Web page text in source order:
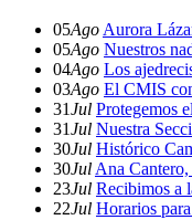
05Ago Aurora
05Ago Nuestros
04Ago Los
03Ago El CMIS
31Jul Protegemos
31Jul Nuestra
30Jul Histórico
30Jul Ana
23Jul Recibimos a
22Jul Horarios